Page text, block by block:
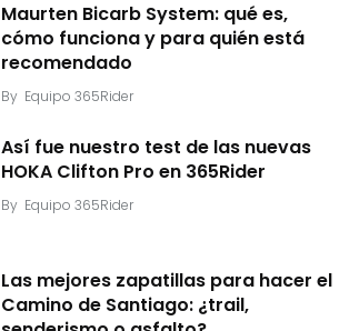
Maurten Bicarb System: qué es,
cómo funciona y para quién está
recomendado
By Equipo 365Rider
Así fue nuestro test de las nuevas
HOKA Clifton Pro en 365Rider
By Equipo 365Rider
Las mejores zapatillas para hacer el
Camino de Santiago: ¿trail,